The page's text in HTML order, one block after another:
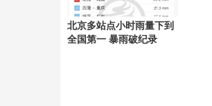
北京多站点小时雨量下到
全国第一 暴雨破纪录